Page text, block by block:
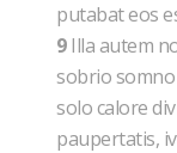
putabat eos
9Illa autem
sobrio
solo calore
paupertatis,